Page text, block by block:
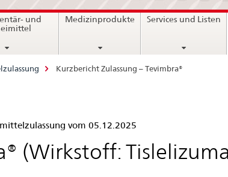
Kontakt
und
Medizinprodukte Services und Listen
Kurzbericht Zulassung – Tevimbra®
vom 05.12.2025
(Wirkstoff: